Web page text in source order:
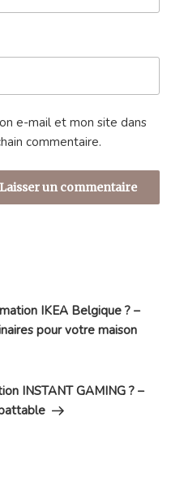
e-mail et mon site dans
commentaire.
IKEA Belgique ? –
pour votre maison
INSTANT GAMING ? –